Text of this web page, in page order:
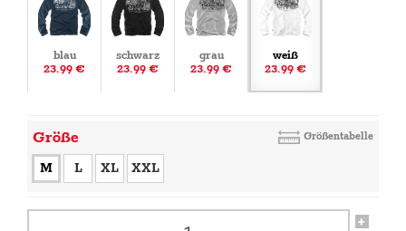
blau
23.99 €
schwarz
23.99 €
grau
23.99 €
weiß
23.99 €
Größe Größentabelle
M L XL XXL
+